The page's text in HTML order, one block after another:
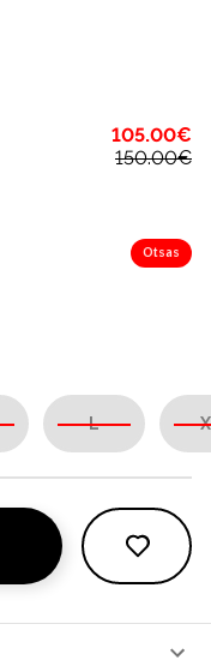
105.00€
150.00€
Otsas
L